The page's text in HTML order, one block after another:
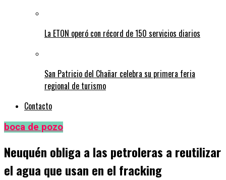
La ETON operó con récord de 150 servicios diarios
San Patricio del Chañar celebra su primera feria
regional de turismo
Contacto
boca de pozo
Neuquén obliga a las petroleras a reutilizar
el agua que usan en el fracking